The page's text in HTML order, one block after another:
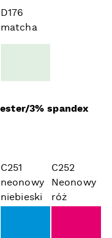
D176
matcha
3% spandex
C251
neonowy
niebieski
C252
Neonowy
róż